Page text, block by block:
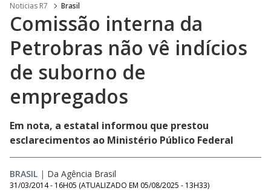
Noticias R7 Brasil
Comissão interna da
Petrobras não vê indícios
de suborno de
empregados
Em nota, a estatal informou que prestou
esclarecimentos ao Ministério Público Federal
BRASIL | Da Agência Brasil
31/03/2014 - 16H05 (ATUALIZADO EM 05/08/2025 - 13H33)